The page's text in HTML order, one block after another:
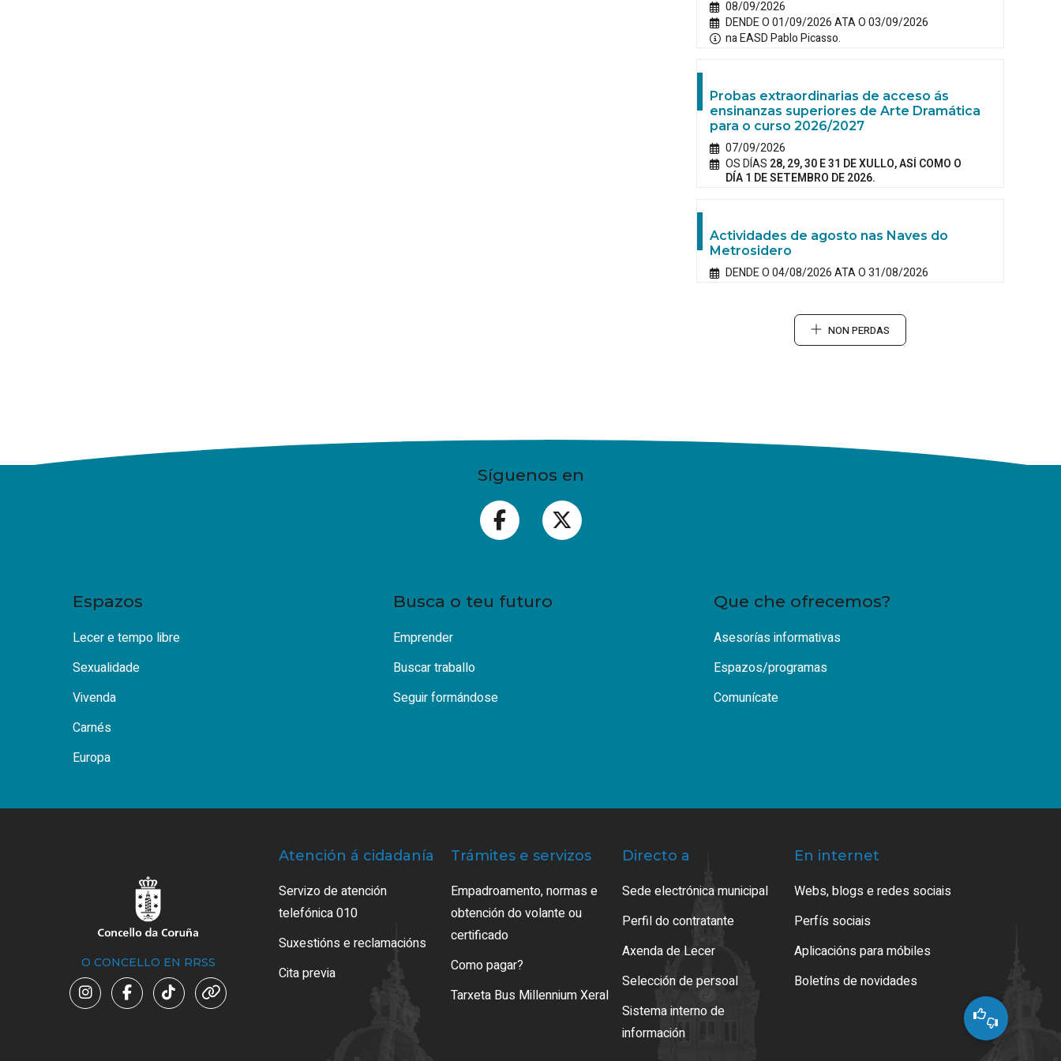
08/09/2026
DENDE O 01/09/2026 ATA O 03/09/2026
na EASD Pablo Picasso.
Probas extraordinarias de acceso ás
ensinanzas superiores de Arte Dramática
para o curso 2026/2027
07/09/2026
OS DÍAS 28, 29, 30 E 31 DE XULLO, ASÍ COMO O
DÍA 1 DE SETEMBRO DE 2026.
Actividades de agosto nas Naves do
Metrosidero
DENDE O 04/08/2026 ATA O 31/08/2026
NON PERDAS
Síguenos en
Espazos
Lecer e tempo libre
Sexualidade
Vivenda
Carnés
Europa
Busca o teu futuro
Emprender
Buscar traballo
Seguir formándose
Que che ofrecemos?
Asesorías informativas
Espazos/programas
Comunícate
O CONCELLO EN RRSS
Atención á cidadanía
Servizo de atención
telefónica 010
Suxestións e reclamacións
Cita previa
Trámites e servizos
Empadroamento, normas e
obtención do volante ou
certificado
Como pagar?
Tarxeta Bus Millennium Xeral
Directo a
Sede electrónica municipal
Perfil do contratante
Axenda de Lecer
Selección de persoal
Sistema interno de
información
En internet
Webs, blogs e redes sociais
Perfís sociais
Aplicacións para móbiles
Boletíns de novidades